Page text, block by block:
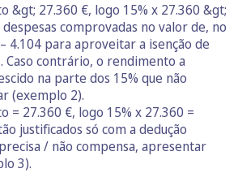
&gt; 27.360 €, logo 15% x 27.360 &gt;
comprovadas no valor de, no
4.104 para aproveitar a isenção de
Caso contrário, o rendimento a
na parte dos 15% que não
(exemplo 2).
= 27.360 €, logo 15% x 27.360 =
justificados só com a dedução
/ não compensa, apresentar
3).